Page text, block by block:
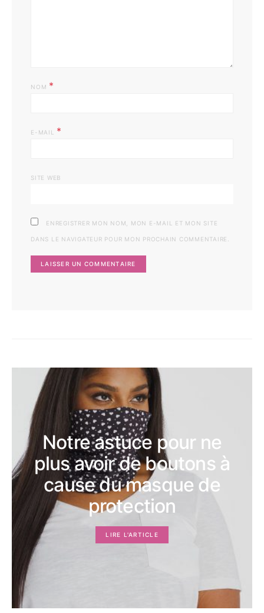
NOM *
E-MAIL *
SITE WEB
ENREGISTRER MON NOM, MON E-MAIL ET MON SITE
DANS LE NAVIGATEUR POUR MON PROCHAIN COMMENTAIRE.
Notre astuce pour ne
plus avoir de boutons à
cause du masque de
protection
LIRE L'ARTICLE